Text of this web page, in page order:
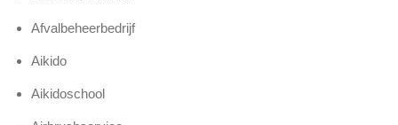
Afvalbeheerbedrijf
Aikido
Aikidoschool